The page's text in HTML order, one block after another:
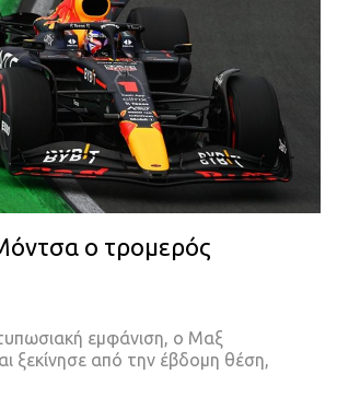
ο τρομερός
εμφάνιση, ο Μαξ
ξεκίνησε από την έβδομη θέση,